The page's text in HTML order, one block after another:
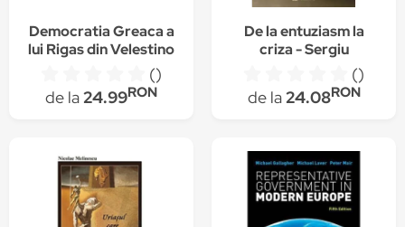
Democratia Greaca a
lui Rigas din Velestino
()
de la24.99RON
De la entuziasm la
criza - Sergiu
Gherghina, George
()
de la24.08RON